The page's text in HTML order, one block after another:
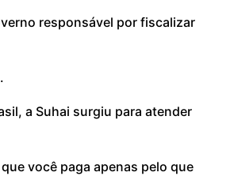
responsável por fiscalizar
a Suhai surgiu para atender
você paga apenas pelo que